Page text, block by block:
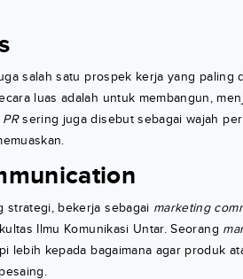
salah satu prospek kerja yang paling
luas adalah untuk membangun,
PRsering juga disebut sebagai wajah
strategi, bekerja sebagai marketing
Ilmu Komunikasi Untar. Seorang
lebih kepada bagaimana agar produk